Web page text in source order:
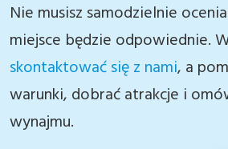
Nie musisz samodzielnie
miejsce będzie odpowiednie.
skontaktować się z nami, a
warunki, dobrać atrakcje i
wynajmu.